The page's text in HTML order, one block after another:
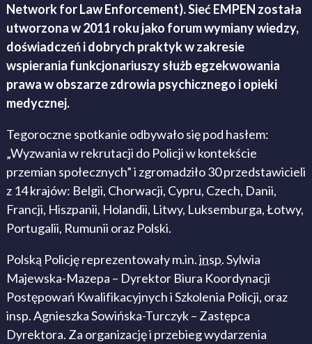
Network for Law Enforcement). Sieć EMPEN została
utworzona w 2011 roku jako forum wymiany wiedzy,
doświadczeń i dobrych praktyk w zakresie
wspierania funkcjonariuszy służb egzekwowania
prawa w obszarze zdrowia psychicznego i opieki
medycznej.
Tegoroczne spotkanie odbywało się pod hasłem:
„Wyzwania w rekrutacji do Policji w kontekście
przemian społecznych” i zgromadziło 30 przedstawicieli
z 14 krajów: Belgii, Chorwacji, Cypru, Czech, Danii,
Francji, Hiszpanii, Holandii, Litwy, Luksemburga, Łotwy,
Portugalii, Rumunii oraz Polski.
Polską Policję reprezentowały m.in.insp.Sylwia
Majewska-Mazepa – Dyrektor Biura Koordynacji
Postępowań Kwalifikacyjnych i Szkolenia Policji, oraz
insp. Agnieszka Sowińska-Turczyk – Zastępca
Dyrektora. Za organizację i przebieg wydarzenia